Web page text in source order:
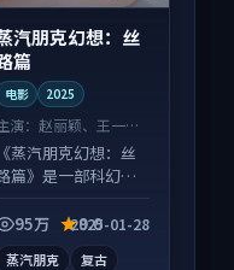
汽朋克幻想：丝
篇
电影 2025
演： 赵丽颖、王一博
等
《蒸汽朋克幻想：丝
篇》是一部科幻向
高，适合配弹幕观
95万 9.0
2025-01-28
蒸汽朋克
复古